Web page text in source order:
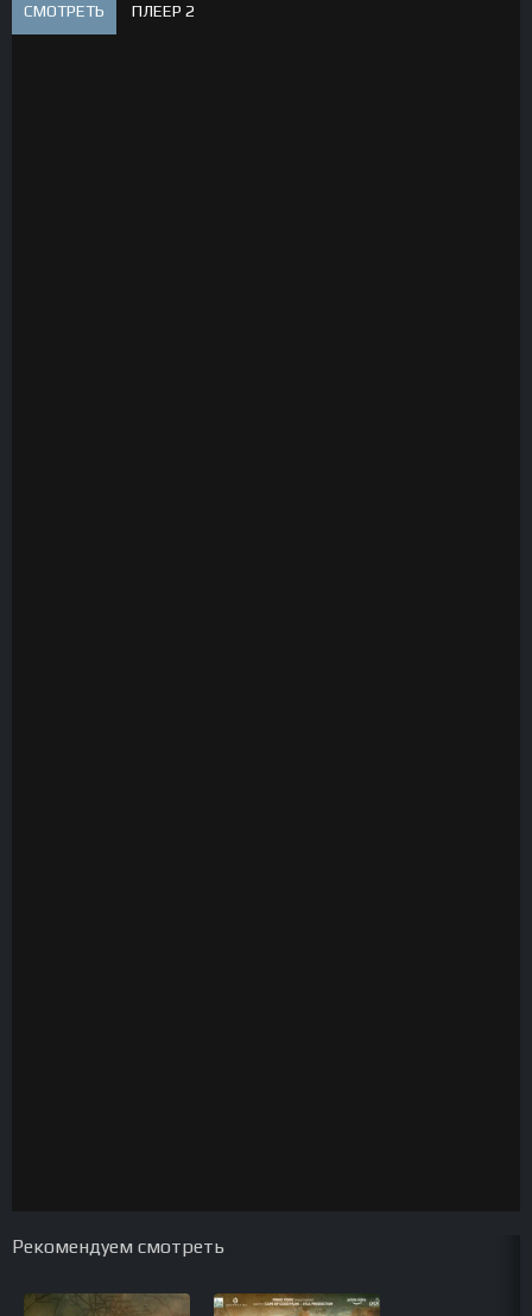
СМОТРЕТЬ ПЛЕЕР 2
Рекомендуем смотреть